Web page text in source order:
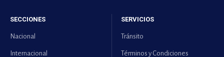
SECCIONES
Nacional
Internacional
SERVICIOS
Tránsito
Términos y Condiciones